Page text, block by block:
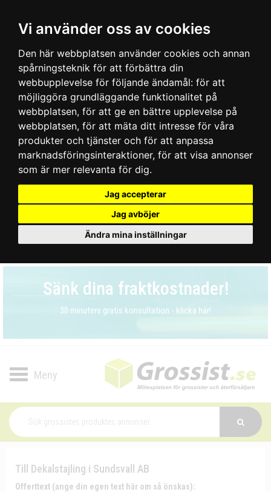
Vi använder oss av cookies
Den här webbplatsen använder cookies och annan
spårningsteknik för att förbättra din
webbupplevelse för följande ändamål: för att
möjliggöra grundläggande funktionalitet på
webbplatsen, för att ge en bättre upplevelse på
webbplatsen, för att mäta ditt intresse för våra
produkter och tjänster och för att anpassa
marknadsföringsinteraktioner, för att visa annonser
som är mer relevanta för dig.
Jag accepterar
Jag avböjer
Ändra mina inställningar
Sänk dina fraktkostnader!
30 minuters gratis konsultation - klicka här!
Toggle
Till Dekalstajling i Sundsvall AB
Offerttext (ange din egen text här om så önskas):